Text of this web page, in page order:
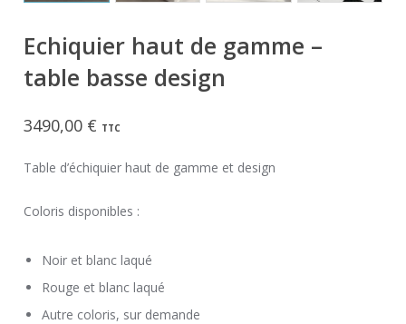
Echiquier haut de gamme –
table basse design
3490,00 € TTC
Table d’échiquier haut de gamme et design
Coloris disponibles :
Noir et blanc laqué
Rouge et blanc laqué
Autre coloris, sur demande